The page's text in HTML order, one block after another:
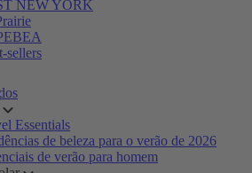
NEW YORK
sellers
Essentials
de beleza para o verão de 2026
de verão para homem